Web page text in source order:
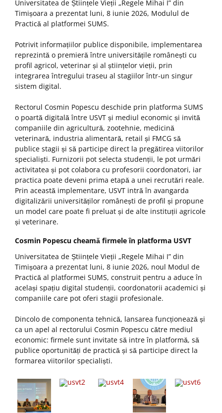
Universitatea de Științele Vieții „Regele Mihai I” din
Timișoara a prezentat luni, 8 iunie 2026, Modulul de
Practică al platformei SUMS.
Potrivit informațiilor publice disponibile, implementarea
reprezintă o premieră între universitățile românești cu
profil agricol, veterinar și al științelor vieții, prin
integrarea întregului traseu al stagiilor într-un singur
sistem digital.
Rectorul Cosmin Popescu deschide prin platforma SUMS
o poartă digitală între USVT și mediul economic și invită
companiile din agricultură, zootehnie, medicină
veterinară, industria alimentară, retail și FMCG să
publice stagii și să participe direct la pregătirea viitorilor
specialiști. Furnizorii pot selecta studenții, le pot urmări
activitatea și pot colabora cu profesorii coordonatori, iar
practica poate deveni prima etapă a unei recrutări reale.
Prin această implementare, USVT intră în avangarda
digitalizării universităților românești de profil și propune
un model care poate fi preluat și de alte instituții agricole
și veterinare.
Cosmin Popescu cheamă firmele în platforma USVT
Universitatea de Științele Vieții „Regele Mihai I” din
Timișoara a prezentat luni, 8 iunie 2026, noul Modul de
Practică al platformei SUMS, construit pentru a aduce în
același spațiu digital studenții, coordonatorii academici și
companiile care pot oferi stagii profesionale.
Dincolo de componenta tehnică, lansarea funcționează și
ca un apel al rectorului Cosmin Popescu către mediul
economic: firmele sunt invitate să intre în platformă, să
publice oportunități de practică și să participe direct la
formarea viitorilor specialiști.